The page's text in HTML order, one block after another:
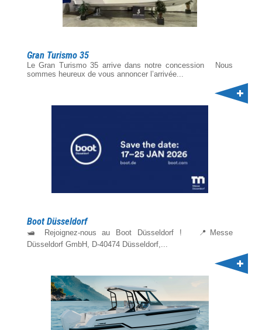
Gran Turismo 35
Le Gran Turismo 35 arrive dans notre concession Nous
sommes heureux de vous annoncer l’arrivée...
Boot Düsseldorf
🛥️ Rejoignez-nous au Boot Düsseldorf ! 📍Messe
Düsseldorf GmbH, D-40474 Düsseldorf,...